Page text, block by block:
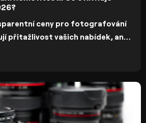
ceny pro fotografování
přitažlivost vašich nabídek, aniž
snadno přilákají kupující.